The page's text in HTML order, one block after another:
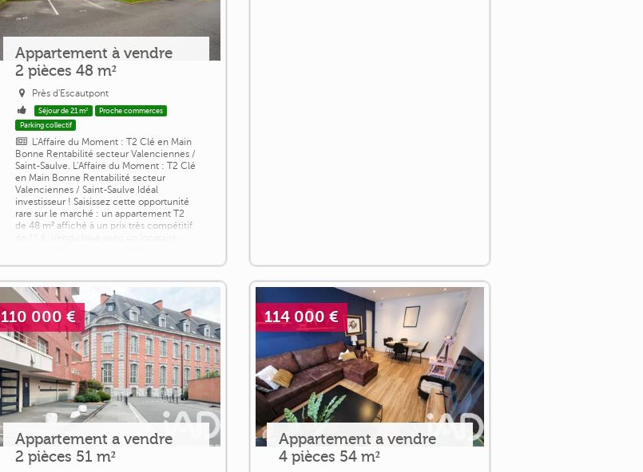
Appartement à vendre
2 pièces 48 m²
Près d'Escautpont
Séjour de 21 m²
Proche commerces
Parking collectif
L'Affaire du Moment : T2 Clé en Main
Bonne Rentabilité secteur Valenciennes /
Saint-Saulve. L'Affaire du Moment : T2 Clé
en Main Bonne Rentabilité secteur
Valenciennes / Saint-Saulve Idéal
investisseur ! Saisissez cette opportunité
rare sur le marché : un appartement T2
de 48 m² affiché à un prix très compétitif
110 000 €
Appartement a vendre
2 pièces 51 m²
114 000 €
Appartement a vendre
4 pièces 54 m²